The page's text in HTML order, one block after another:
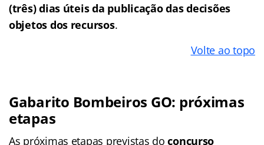
(três) dias úteis da publicação das decisões
objetos dos recursos.
Volte ao topo
Gabarito Bombeiros GO: próximas
etapas
As próximas etapas previstas doconcurso